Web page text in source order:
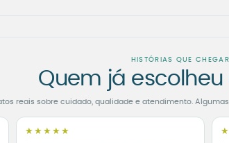
HISTÓRIAS QUE
Quem já
reais sobre cuidado, qualidade e atendimento.
★★★★★